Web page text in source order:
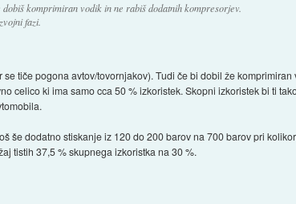
komprimiran vodik in ne rabiš dodatnih kompresorjev.
fazi.
tiče pogona avtov/tovornjakov). Tudi če bi dobil že
celico ki ima samo cca 50 % izkoristek. Skopni izkoristek bi ti
še dodatno stiskanje iz 120 do 200 barov na 700 barov pri
tistih 37,5 % skupnega izkoristka na 30 %.